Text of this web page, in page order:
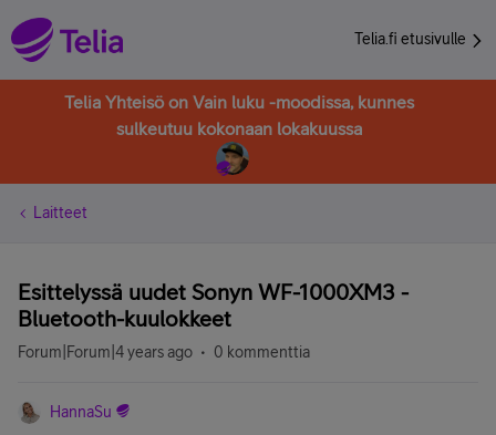
Telia.fi etusivulle
Telia Yhteisö on Vain luku -moodissa, kunnes
sulkeutuu kokonaan lokakuussa
Laitteet
Esittelyssä uudet Sonyn WF-1000XM3 -
Bluetooth-kuulokkeet
Forum|Forum|4 years ago 0 kommenttia
HannaSu